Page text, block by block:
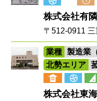
株式会社有
〒512-0911
業種
製造業
北勢エリア
株式会社東